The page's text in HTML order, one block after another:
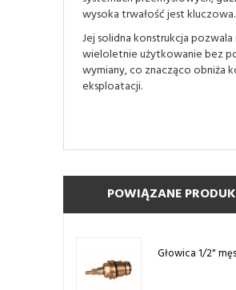
wysoka trwałość jest kluczowa.
Jej solidna konstrukcja pozwala
wieloletnie użytkowanie bez
wymiany, co znacząco obniża
eksploatacji.
POWIĄZANE
Głowica 1/2"